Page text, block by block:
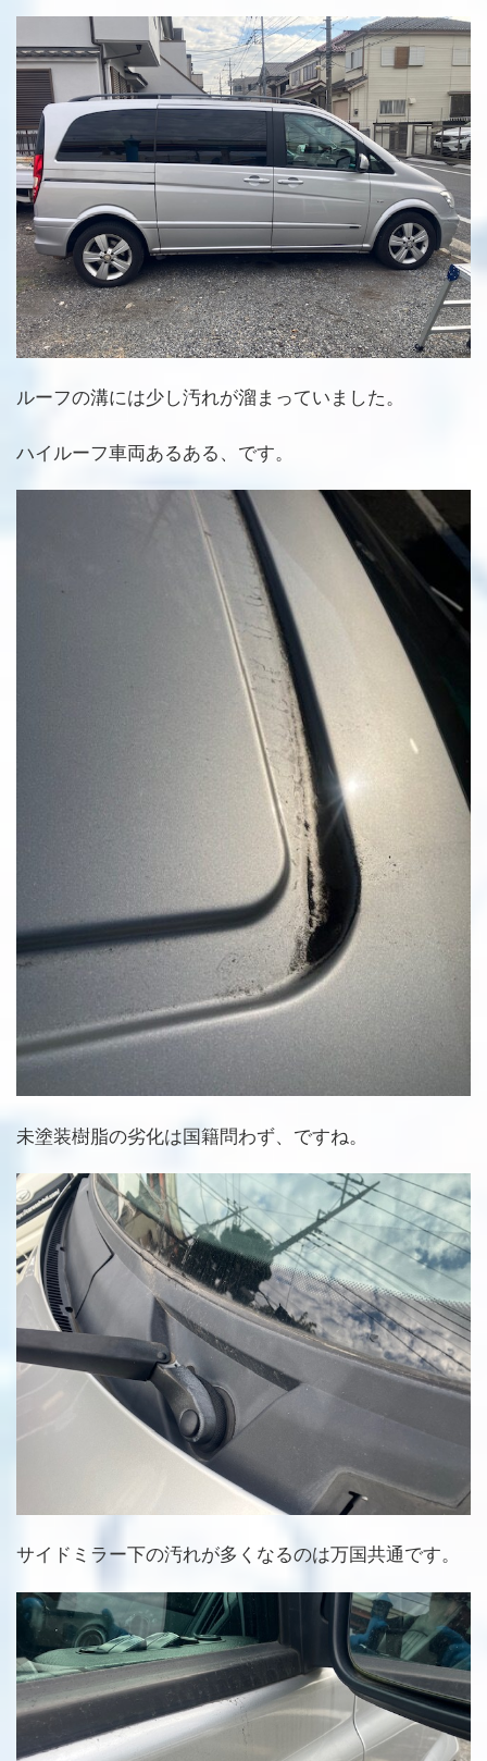
ルーフの溝には少し汚れが溜まっていました。
ハイルーフ車両あるある、です。
未塗装樹脂の劣化は国籍問わず、ですね。
サイドミラー下の汚れが多くなるのは万国共通です。